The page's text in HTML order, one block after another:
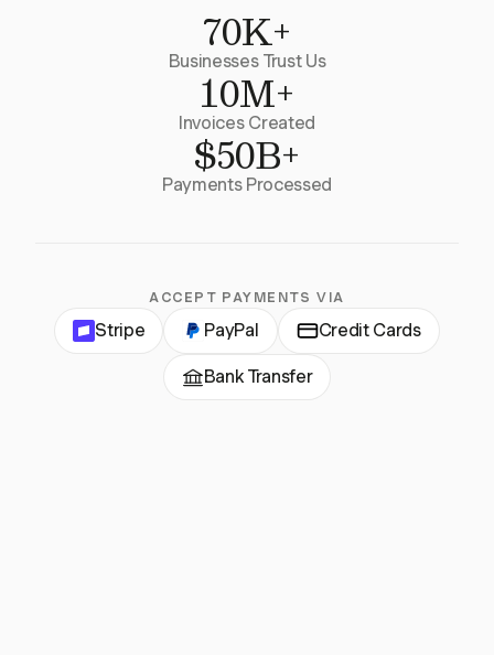
70K+
Businesses Trust Us
10M+
Invoices Created
$50B+
Payments Processed
ACCEPT PAYMENTS VIA
Stripe PayPal Credit Cards
Bank Transfer